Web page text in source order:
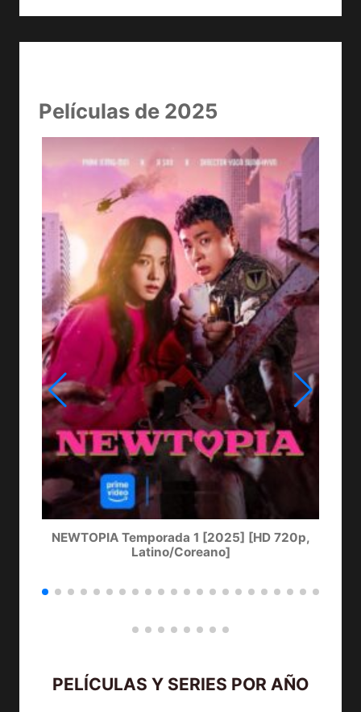
Películas de 2025
NEWTOPIA Temporada 1 [2025] [HD 720p,
Latino/Coreano]
PELÍCULAS Y SERIES POR AÑO